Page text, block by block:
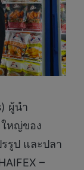
ผู้นำ
หญ่ของ
รูป และปลา
–